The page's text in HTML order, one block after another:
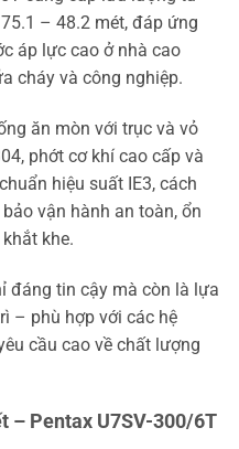
– 48.2 mét, đáp ứng
áp lực cao ở nhà cao
cháy và công nghiệp.
ăn mòn với trục và vỏ
phớt cơ khí cao cấp và
hiệu suất IE3, cách
vận hành an toàn, ổn
khe.
đáng tin cậy mà còn là lựa
– phù hợp với các hệ
cầu cao về chất lượng
– Pentax U7SV-300/6T